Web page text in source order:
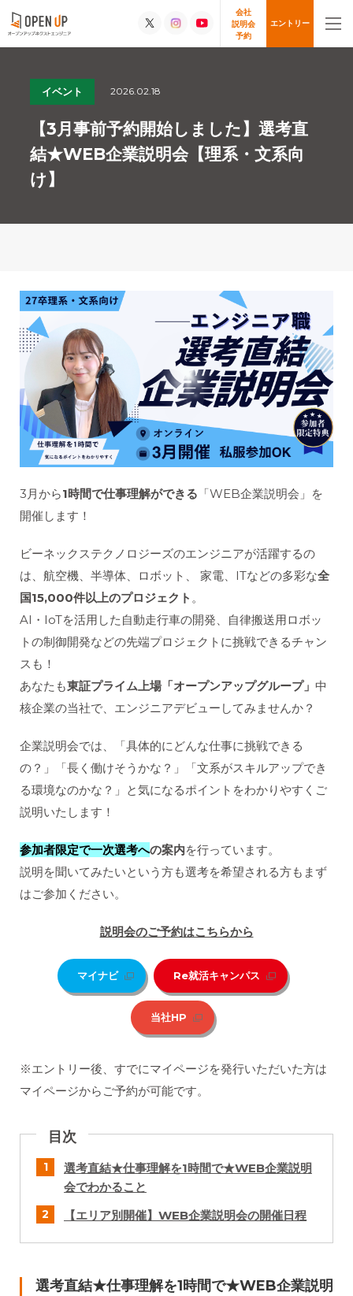
会社
説明会
予約
エントリー
イベント 2026.02.18
【3月事前予約開始しました】選考直
結★WEB企業説明会【理系・文系向
け】
3月から1時間で仕事理解ができる 「WEB企業説明会」を
開催します！
ビーネックステクノロジーズのエンジニアが活躍するの
は、航空機、半導体、ロボット、 家電、ITなどの多彩な全
国15,000件以上のプロジェクト 。
AI・IoTを活用した自動走行車の開発、自律搬送用ロボッ
トの制御開発などの先端プロジェクトに挑戦できるチャン
スも！
あなたも東証プライム上場「オープンアップグループ」 中
核企業の当社で、エンジニアデビューしてみませんか？
企業説明会では、「具体的にどんな仕事に挑戦できる
の？」「長く働けそうかな？」「文系がスキルアップでき
る環境なのかな？」と気になるポイントをわかりやすくご
説明いたします！
参加者限定で一次選考への案内を行っています。
説明を聞いてみたいという方も選考を希望される方もまず
はご参加ください。
説明会のご予約はこちらから
マイナビ Re就活キャンパス
当社HP
※エントリー後、すでにマイページを発行いただいた方は
マイページからご予約が可能です。
目次
選考直結★仕事理解を1時間で★WEB企業説明
会でわかること
【エリア別開催】WEB企業説明会の開催日程
選考直結★仕事理解を1時間で★WEB企業説明